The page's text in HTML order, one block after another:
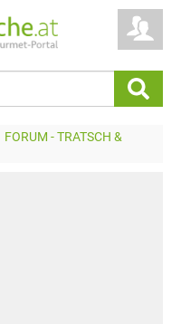
FORUM - TRATSCH &